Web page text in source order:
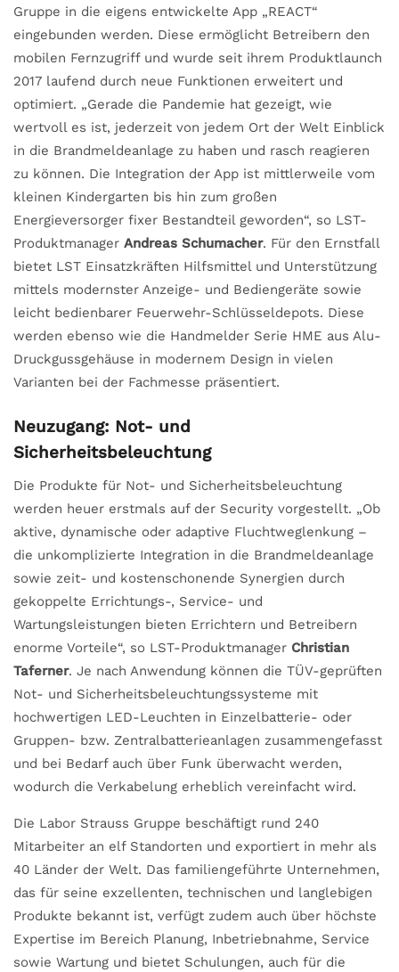
Gruppe in die eigens entwickelte App „REACT“
eingebunden werden. Diese ermöglicht Betreibern den
mobilen Fernzugriff und wurde seit ihrem Produktlaunch
2017 laufend durch neue Funktionen erweitert und
optimiert. „Gerade die Pandemie hat gezeigt, wie
wertvoll es ist, jederzeit von jedem Ort der Welt Einblick
in die Brandmeldeanlage zu haben und rasch reagieren
zu können. Die Integration der App ist mittlerweile vom
kleinen Kindergarten bis hin zum großen
Energieversorger fixer Bestandteil geworden“, so LST-
Produktmanager Andreas Schumacher. Für den Ernstfall
bietet LST Einsatzkräften Hilfsmittel und Unterstützung
mittels modernster Anzeige- und Bediengeräte sowie
leicht bedienbarer Feuerwehr-Schlüsseldepots. Diese
werden ebenso wie die Handmelder Serie HME aus Alu-
Druckgussgehäuse in modernem Design in vielen
Varianten bei der Fachmesse präsentiert.
Neuzugang: Not- und
Sicherheitsbeleuchtung
Die Produkte für Not- und Sicherheitsbeleuchtung
werden heuer erstmals auf der Security vorgestellt. „Ob
aktive, dynamische oder adaptive Fluchtweglenkung –
die unkomplizierte Integration in die Brandmeldeanlage
sowie zeit- und kostenschonende Synergien durch
gekoppelte Errichtungs-, Service- und
Wartungsleistungen bieten Errichtern und Betreibern
enorme Vorteile“, so LST-Produktmanager Christian
Taferner. Je nach Anwendung können die TÜV-geprüften
Not- und Sicherheitsbeleuchtungssysteme mit
hochwertigen LED-Leuchten in Einzelbatterie- oder
Gruppen- bzw. Zentralbatterieanlagen zusammengefasst
und bei Bedarf auch über Funk überwacht werden,
wodurch die Verkabelung erheblich vereinfacht wird.
Die Labor Strauss Gruppe beschäftigt rund 240
Mitarbeiter an elf Standorten und exportiert in mehr als
40 Länder der Welt. Das familiengeführte Unternehmen,
das für seine exzellenten, technischen und langlebigen
Produkte bekannt ist, verfügt zudem auch über höchste
Expertise im Bereich Planung, Inbetriebnahme, Service
sowie Wartung und bietet Schulungen, auch für die